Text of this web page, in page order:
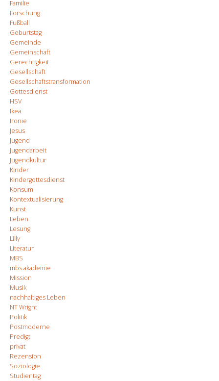
Familie
Forschung
Fußball
Geburtstag
Gemeinde
Gemeinschaft
Gerechtigkeit
Gesellschaft
Gesellschaftstransformation
Gottesdienst
HSV
Ikea
Ironie
Jesus
Jugend
Jugendarbeit
Jugendkultur
Kinder
Kindergottesdienst
Konsum
Kontextualisierung
Kunst
Leben
Lesung
Lilly
Literatur
MBS
mbs akademie
Mission
Musik
nachhaltiges Leben
NT Wright
Politik
Postmoderne
Predigt
privat
Rezension
Soziologie
Studientag